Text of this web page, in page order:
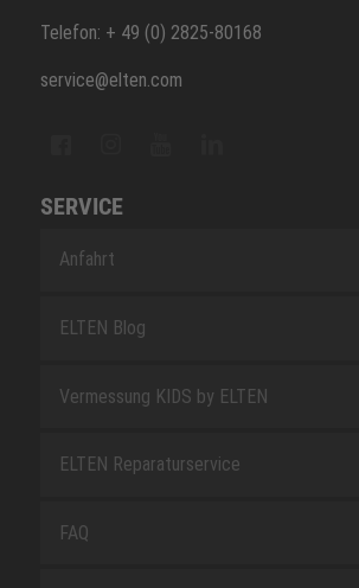
Telefon: + 49 (0) 2825-80168
service@elten.com
SERVICE
Anfahrt
ELTEN Blog
Vermessung KIDS by ELTEN
ELTEN Reparaturservice
FAQ